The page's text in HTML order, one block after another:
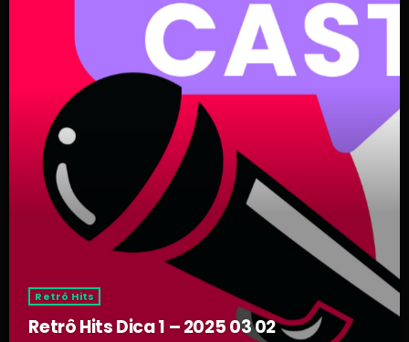
Retrô Hits
Retrô Hits Dica 1 – 2025 03 02